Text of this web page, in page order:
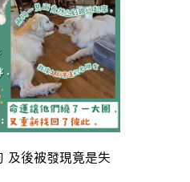
及後被發現竟是失